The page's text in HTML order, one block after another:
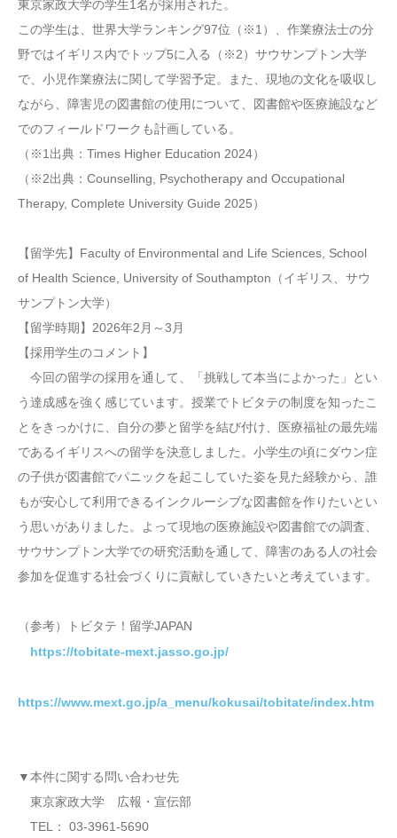
東京家政大学の学生1名が採用された。
この学生は、世界大学ランキング97位（※1）、作業療法士の分
野ではイギリス内でトップ5に入る（※2）サウサンプトン大学
で、小児作業療法に関して学習予定。また、現地の文化を吸収し
ながら、障害児の図書館の使用について、図書館や医療施設など
でのフィールドワークも計画している。
（※1出典：Times Higher Education 2024）
（※2出典：Counselling, Psychotherapy and Occupational
Therapy, Complete University Guide 2025）
【留学先】Faculty of Environmental and Life Sciences, School
of Health Science, University of Southampton（イギリス、サウ
サンプトン大学）
【留学時期】2026年2月～3月
【採用学生のコメント】
今回の留学の採用を通して、「挑戦して本当によかった」とい
う達成感を強く感じています。授業でトビタテの制度を知ったこ
とをきっかけに、自分の夢と留学を結び付け、医療福祉の最先端
であるイギリスへの留学を決意しました。小学生の頃にダウン症
の子供が図書館でパニックを起こしていた姿を見た経験から、誰
もが安心して利用できるインクルーシブな図書館を作りたいとい
う思いがありました。よって現地の医療施設や図書館での調査、
サウサンプトン大学での研究活動を通して、障害のある人の社会
参加を促進する社会づくりに貢献していきたいと考えています。
（参考）トビタテ！留学JAPAN
https://tobitate-mext.jasso.go.jp/
https://www.mext.go.jp/a_menu/kokusai/tobitate/index.htm
▼本件に関する問い合わせ先
東京家政大学 広報・宣伝部
TEL： 03-3961-5690